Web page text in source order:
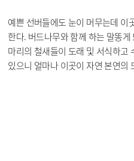
예쁜 선버들에도 눈이 머무는데 이
한다. 버드나무와 함께 하는 말똥
마리의 철새들이 도래 및 서식하고
있으니 얼마나 이곳이 자연 본연의